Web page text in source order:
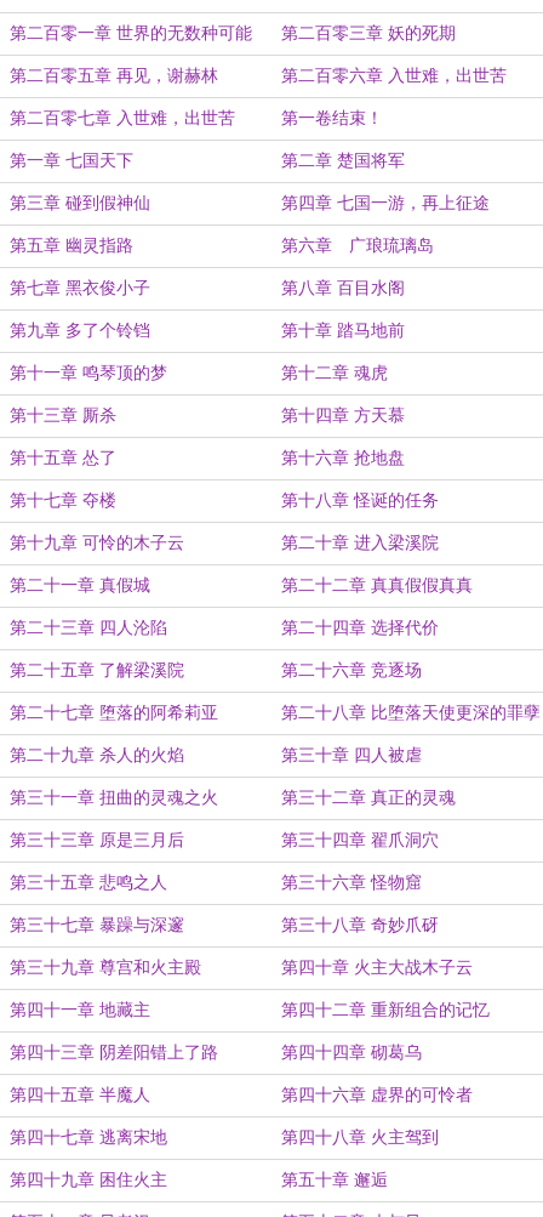
第二百零一章 世界的无数种可能 第二百零三章 妖的死期
第二百零五章 再见，谢赫林 第二百零六章 入世难，出世苦
（一）
第二百零七章 入世难，出世苦
（二）
第一卷结束！
第一章 七国天下 第二章 楚国将军
第三章 碰到假神仙 第四章 七国一游，再上征途
第五章 幽灵指路 第六章 广琅琉璃岛
第七章 黑衣俊小子 第八章 百目水阁
第九章 多了个铃铛 第十章 踏马地前
第十一章 鸣琴顶的梦 第十二章 魂虎
第十三章 厮杀 第十四章 方天慕
第十五章 怂了 第十六章 抢地盘
第十七章 夺楼 第十八章 怪诞的任务
第十九章 可怜的木子云 第二十章 进入梁溪院
第二十一章 真假城 第二十二章 真真假假真真
第二十三章 四人沦陷 第二十四章 选择代价
第二十五章 了解梁溪院 第二十六章 竞逐场
第二十七章 堕落的阿希莉亚 第二十八章 比堕落天使更深的罪孽
第二十九章 杀人的火焰 第三十章 四人被虐
第三十一章 扭曲的灵魂之火 第三十二章 真正的灵魂
第三十三章 原是三月后 第三十四章 翟爪洞穴
第三十五章 悲鸣之人 第三十六章 怪物窟
第三十七章 暴躁与深邃 第三十八章 奇妙爪砑
第三十九章 尊宫和火主殿 第四十章 火主大战木子云
第四十一章 地藏主 第四十二章 重新组合的记忆
第四十三章 阴差阳错上了路 第四十四章 砌葛乌
第四十五章 半魔人 第四十六章 虚界的可怜者
第四十七章 逃离宋地 第四十八章 火主驾到
第四十九章 困住火主 第五十章 邂逅